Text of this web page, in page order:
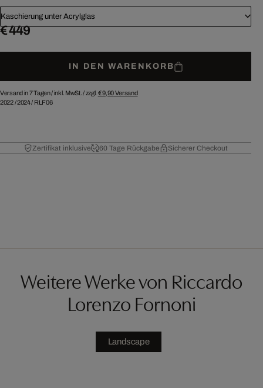
Kaschierung unter Acrylglas
€ 449
IN DEN WARENKORB
Versand in 7 Tagen /inkl. MwSt. / zzgl. € 9,90Versand
2022/2024/ RLF06
Zertifikat inklusive 60 Tage Rückgabe Sicherer Checkout
Weitere Werke von Riccardo
Lorenzo Fornoni
Landscape